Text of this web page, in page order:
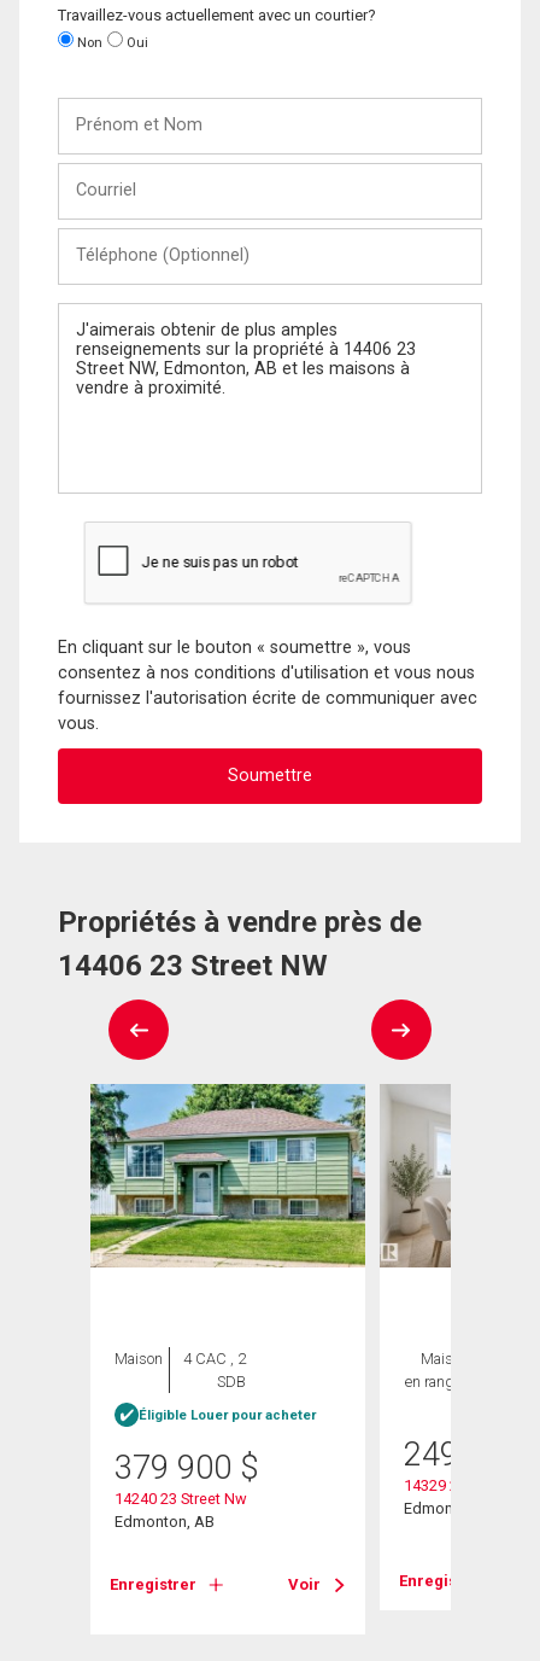
Travaillez-vous actuellement avec un courtier?
Non Oui
Nom
(Optionnel)
Message
En cliquant sur le bouton « soumettre », vous
consentez à nos conditions d'utilisation et vous nous
fournissez l'autorisation écrite de communiquer avec
vous.
Propriétés à vendre près de
14406 23 Street NW
Maison
4 CAC , 2
SDB
Éligible Louer pour acheter
379 900 $
14240 23 Street Nw
Edmonton, AB
Enregistrer Voir
Maison
en rangée
249 000
14329 23 Street Nw
Edmonton, AB
Enregistrer